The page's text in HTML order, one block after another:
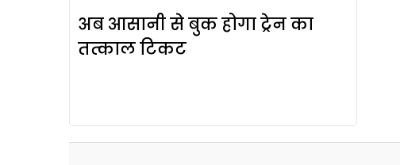
अब आसानी से बुक होगा ट्रेन का
तत्काल टिकट